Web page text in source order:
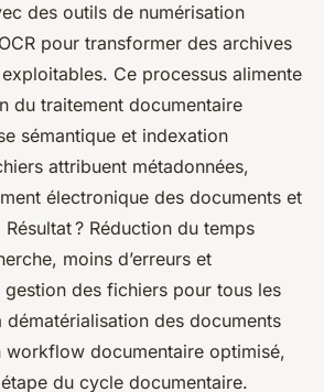
des outils de numérisation
pour transformer des archives
Ce processus alimente
du traitement documentaire
sémantique et indexation
attribuent métadonnées,
électronique des documents et
? Réduction du temps
moins d’erreurs et
des fichiers pour tous les
des documents
workflow documentaire optimisé,
du cycle documentaire.